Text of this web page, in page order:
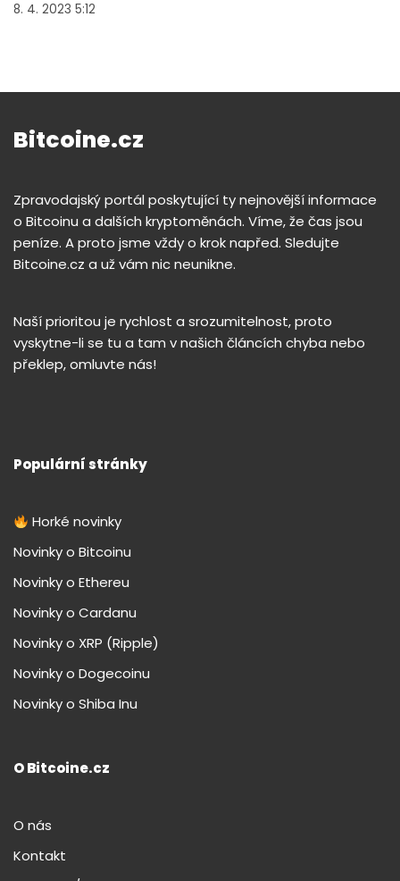
8. 4. 2023 5:12
Bitcoine.cz
Zpravodajský portál poskytující ty nejnovější informace
o Bitcoinu a dalších kryptoměnách. Víme, že čas jsou
peníze. A proto jsme vždy o krok napřed. Sledujte
Bitcoine.cz a už vám nic neunikne.
Naší prioritou je rychlost a srozumitelnost, proto
vyskytne-li se tu a tam v našich článcích chyba nebo
překlep, omluvte nás!
Populární stránky
Horké novinky
Novinky o Bitcoinu
Novinky o Ethereu
Novinky o Cardanu
Novinky o XRP (Ripple)
Novinky o Dogecoinu
Novinky o Shiba Inu
O Bitcoine.cz
O nás
Kontakt